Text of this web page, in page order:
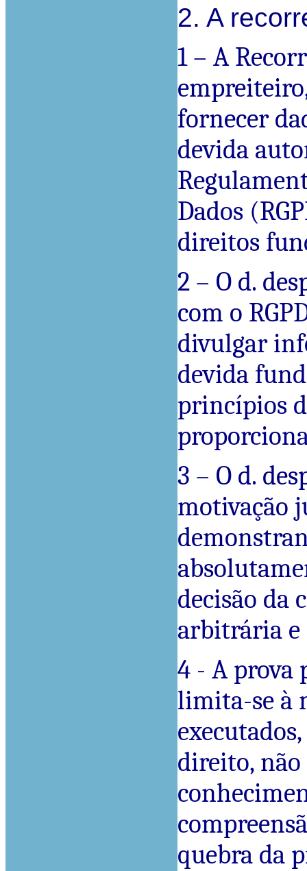
2. A
1 – A
fornecer
devida
Dados
direitos
2 – O d.
com o
divulgar
devida
princípios
3 – O d.
motivação
decisão da
arbitrária e
4 - A prova
limita-se à
direito, não
quebra da